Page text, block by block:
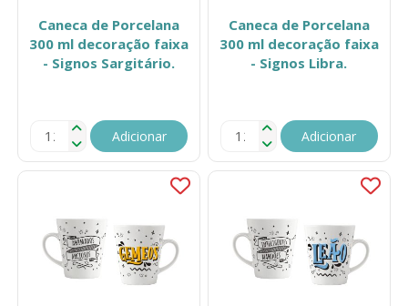
Caneca de Porcelana
300 ml decoração faixa
- Signos Sargitário.
Adicionar
Caneca de Porcelana
300 ml decoração faixa
- Signos Libra.
Adicionar